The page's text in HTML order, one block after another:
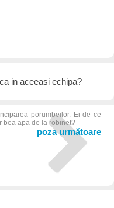
in aceeasi echipa?
porumbeilor. Ei de ce
bea apa de la robinet?
poza următoare